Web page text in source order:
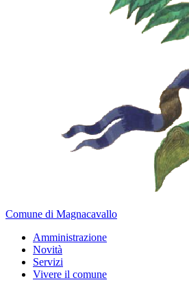
Comune di Magnacavallo
Amministrazione
Novità
Servizi
Vivere il comune